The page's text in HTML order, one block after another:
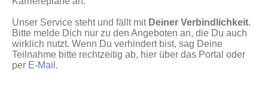
Unser Service steht und fällt mit Deiner Verbindlichkeit.
Bitte melde Dich nur zu den Angeboten an, die Du auch
wirklich nutzt. Wenn Du verhindert bist, sag Deine
Teilnahme bitte rechtzeitig ab, hier über das Portal oder
per E-Mail .